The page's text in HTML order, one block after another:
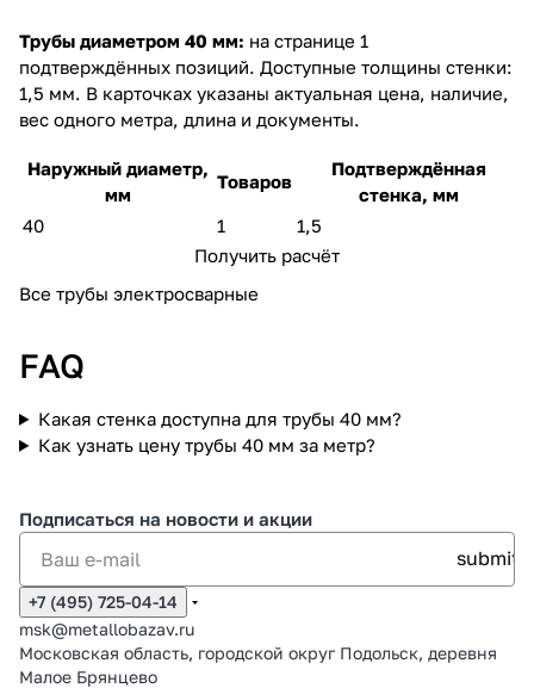
Трубы диаметром 40 мм: на странице 1
подтверждённых позиций. Доступные толщины стенки:
1,5 мм. В карточках указаны актуальная цена, наличие,
вес одного метра, длина и документы.
Наружный диаметр,
мм
Товаров
Подтверждённая
стенка, мм
40
1
1,5
Получить расчёт
Все трубы электросварные
FAQ
Какая стенка доступна для трубы 40 мм?
Как узнать цену трубы 40 мм за метр?
Подписаться на новости и акции
+7 (495) 725-04-14
msk@metallobazav.ru
Московская область, городской округ Подольск, деревня
Малое Брянцево